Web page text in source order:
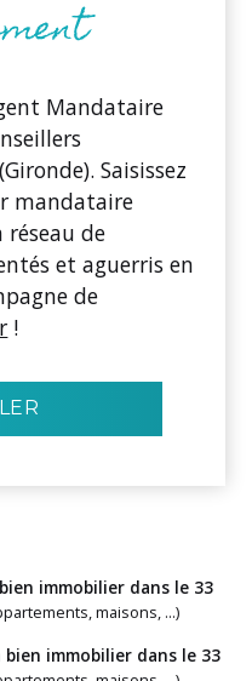
Mandataire
Saisissez
mandataire
de
et aguerris en
de
!
immobilier dans le 33
maisons, ...)
immobilier dans le 33